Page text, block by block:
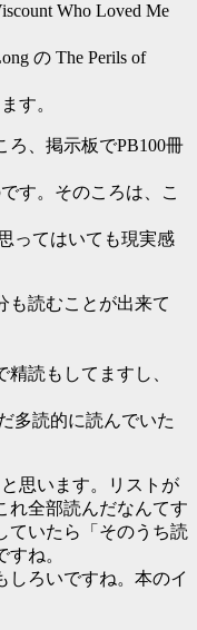
Who Loved Me
の The Perils of
す。
ろ、掲示板でPB100冊
す。そのころは、こ
ってはいても現実感
も読むことが出来て
読もしてますし、
多読的に読んでいた
思います。リストが
れ全部読んだなんてす
ていたら「そのうち読
ね。
しろいですね。本のイ